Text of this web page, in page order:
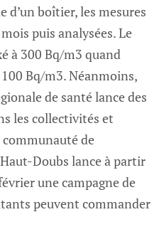
d’un boîtier, les mesures
puis analysées. Le
à 300 Bq/m3 quand
Bq/m3. Néanmoins,
de santé lance des
les collectivités et
de
Doubs lance à partir
une campagne de
peuvent commander